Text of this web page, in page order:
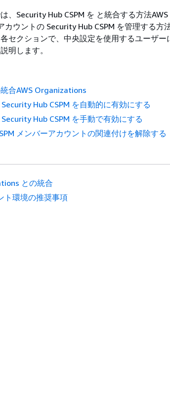
、Security Hub CSPM を と統合する方法AWS
ウントの Security Hub CSPM を管理する方
セクションで、中央設定を使用するユーザー
明します。
合AWS Organizations
Hub CSPM を自動的に有効にする
Hub CSPM を手動で有効にする
メンバーアカウントの関連付けを解除する
との統合
ト環境の推奨事項